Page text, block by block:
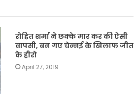
रोहित शर्मा ने छक्के मार कर की ऐसी
वापसी, बन गए चेन्नई के खिलाफ जीत
के हीरो
April 27, 2019